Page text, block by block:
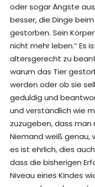
oder sogar Ängste
besser, die Dinge
gestorben. Sein
nicht mehr leben.“ Es
altersgerecht zu
warum das Tier
werden oder ob sie
geduldig und
und verständlich wie
zuzugeben, dass
Niemand weiß genau,
es ist ehrlich, dies
dass die bisherigen
Niveau eines Kindes